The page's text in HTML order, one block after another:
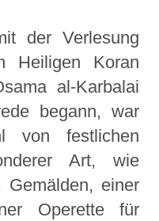
der Verlesung
Heiligen Koran
al-Karbalai
begann, war
von festlichen
Art, wie
Gemälden, einer
Operette für